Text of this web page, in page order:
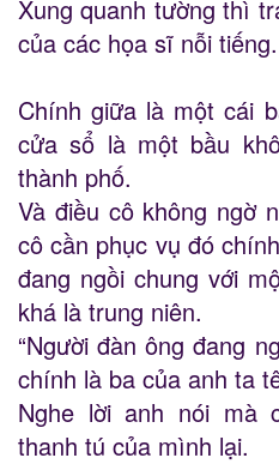
Xung quanh tường thì
của các họa sĩ nỗi tiếng.
Chính giữa là một cái
cửa sổ là một bầu
thành phố.
Và điều cô không ngờ
cô cần phục vụ đó
đang ngồi chung với
khá là trung niên.
“Người đàn ông đang
chính là ba của anh ta
Nghe lời anh nói mà
thanh tú của mình lại.